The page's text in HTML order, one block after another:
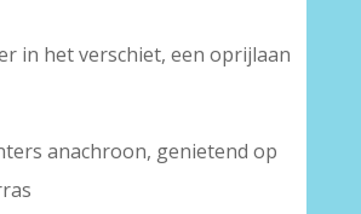
in het verschiet, een oprijlaan
anachroon, genietend op